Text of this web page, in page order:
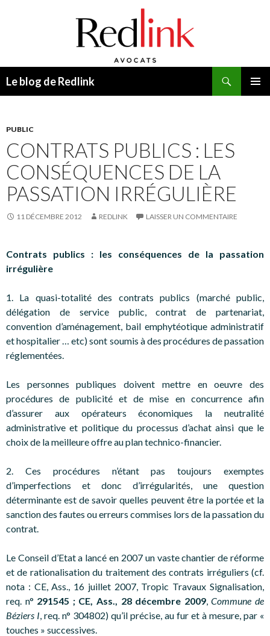
Le blog de Redlink
PUBLIC
CONTRATS PUBLICS : LES
CONSÉQUENCES DE LA
PASSATION IRRÉGULIÈRE
11 DÉCEMBRE 2012 REDLINK LAISSER UN COMMENTAIRE
Contrats publics : les conséquences de la passation
irrégulière
1. La quasi-totalité des contrats publics (marché public,
délégation de service public, contrat de partenariat,
convention d’aménagement, bail emphytéotique administratif
et hospitalier … etc) sont soumis à des procédures de passation
réglementées.
Les personnes publiques doivent mettre en oeuvre des
procédures de publicité et de mise en concurrence afin
d’assurer aux opérateurs économiques la neutralité
administrative et politique du processus d’achat ainsi que le
choix de la meilleure offre au plan technico-financier.
2. Ces procédures n’étant pas toujours exemptes
d’imperfections et donc d’irrégularités, une question
déterminante est de savoir quelles peuvent être la portée et la
sanction des fautes ou erreurs commises lors de la passation du
contrat.
Le Conseil d’Etat a lancé en 2007 un vaste chantier de réforme
et de rationalisation du traitement des contrats irréguliers (cf.
nota : CE, Ass., 16 juillet 2007, Tropic Travaux Signalisation,
req. n° 291545 ; CE, Ass., 28 décembre 2009,Commune de
Béziers I, req. n° 304802) qu’il précise, au fur et à mesure, par «
touches » successives.